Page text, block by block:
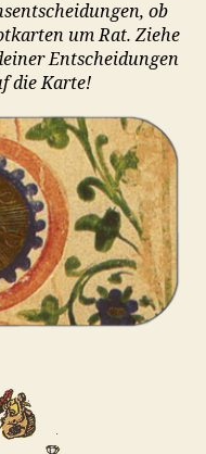
ob
um Rat. Ziehe
Entscheidungen
die Karte!